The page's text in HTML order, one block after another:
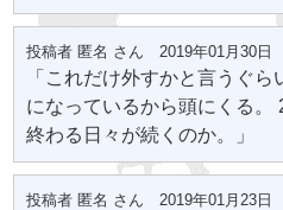
投稿者 匿名 さん 2019年01月30日
「これだけ外すかと言うぐ
になっているから頭にくる
終わる日々が続くのか。」
投稿者 匿名 さん 2019年01月23日